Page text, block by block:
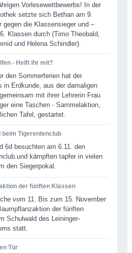
Vorlesewettbewerbs! In der
setzte sich Bethan am 9.
gegen die Klassensieger und –
Klassen durch (Timo Theobald,
und Helena Schindler).
- Helft ihr mit?
den Sommerferien hat der
in Erdkunde, aus der damaligen
mit ihrer Lehrerin Frau
eine Taschen - Sammelaktion,
Tafel, gestartet.
beim Tigerentenclub
6d besuchten am 6.11. den
kämpften tapfer in vielen
den Siegerpokal.
der fünften Klassen
vom 11. Bis zum 15. November
der fünften
Schulwald des Leininger-
statt.
Tür